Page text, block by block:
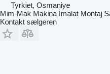
Tyrkiet, Osmaniye
Mim-Mak Makina İmalat Montaj
Kontakt sælgeren